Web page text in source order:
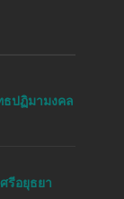
ปฏิมามงคล
รีอยุธยา